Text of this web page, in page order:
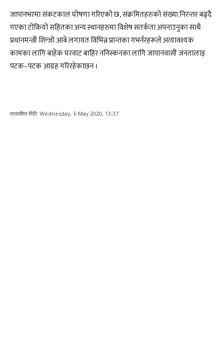
जापानभरमा संकटकाल घोषणा गरिएको छ, संक्रमितहरुको संख्या निरन्तर बढ्दै
गएका टोकियो सहितका अन्य स्थानहरुमा विशेष सतर्कता अपनाउनुका साथै
प्रधानमन्त्री शिन्जो आबे लगायत विभिन्न प्रान्तका गभर्नरहरूले अत्यावश्यक
कामका लागि बाहेक घरवाट बाहिर ननिस्कनका लागि जापानवासी जनतालाइ
पटक–पटक आग्रह गरिरहेकाछन ।
प्रकाशित मिति: Wednesday, 6 May 2020, 13:37